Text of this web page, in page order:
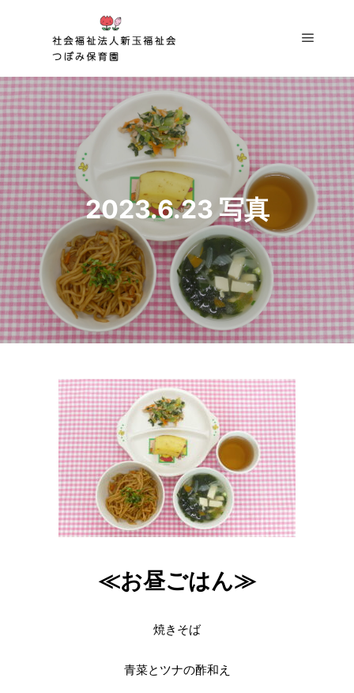
2023.6.23 写真
≪お昼ごはん≫
焼きそば
青菜とツナの酢和え